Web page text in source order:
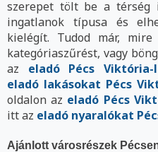
szerepet tölt be a térség
ingatlanok típusa és
kielégít. Tudod már,
kategóriaszűrést, vagy
az eladó Pécs
eladó lakásokat Pécs
oldalon az eladó Pécs
itt az eladó nyaralókat
Ajánlott városrészek